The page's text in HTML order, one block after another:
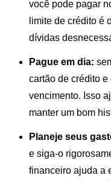
você pode pagar
limite de crédito é
dívidas
Pague em dia:
cartão de crédito
vencimento. Isso
manter um bom
Planeje seus
e siga-o
financeiro ajuda a